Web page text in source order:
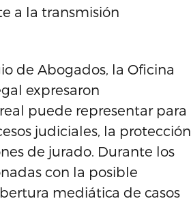
a la transmisión
de Abogados, la Oficina
expresaron
puede representar para
judiciales, la protección
de jurado. Durante los
con la posible
mediática de casos